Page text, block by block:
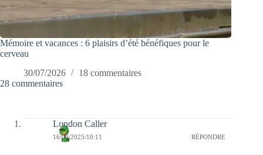
Mémoire et vacances : 6 plaisirs d’été bénéfiques pour le
cerveau
30/07/2026
18 commentaires
28 commentaires
London Caller
16/03/2025/10:11 RÉPONDRE